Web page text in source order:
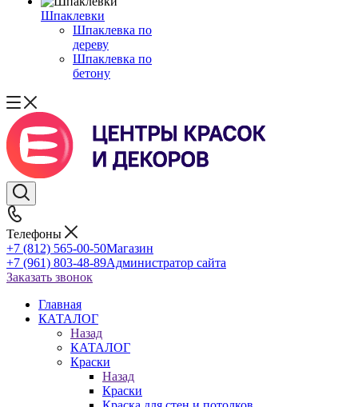
Шпаклевки
Шпаклевка по
дереву
Шпаклевка по
бетону
Телефоны
+7 (812) 565-00-50Магазин
+7 (961) 803-48-89Администратор сайта
Заказать звонок
Главная
КАТАЛОГ
Назад
КАТАЛОГ
Краски
Назад
Краски